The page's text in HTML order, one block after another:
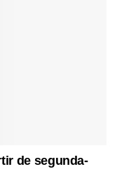
de segunda-